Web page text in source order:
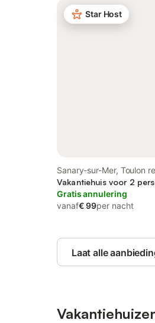
Star Host
Sanary-sur-Mer, Toulon
Vakantiehuis voor 2
Gratis annulering
vanaf€ 99per nacht
Laat alle